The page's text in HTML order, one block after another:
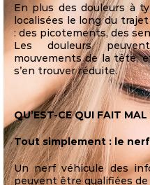
En plus des douleurs à
localisées le long du
: des picotements, des
Les douleurs
mouvements de la tête,
s’en trouver réduite.
QU’EST-CE QUI FAIT MAL
Tout simplement : le nerf
Un nerf véhicule des
peuvent être qualifiées